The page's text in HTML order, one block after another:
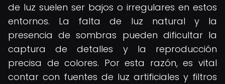
de luz suelen ser bajos o irregulares en estos
entornos. La falta de luz natural y la
presencia de sombras pueden dificultar la
captura de detalles y la reproducción
precisa de colores. Por esta razón, es vital
contar con fuentes de luz artificiales y filtros